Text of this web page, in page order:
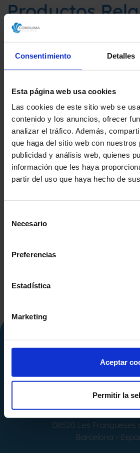
Consentimiento Detalles
Esta página web usa cookies
Las cookies de este sitio web se
contenido y los anuncios, ofrecer
analizar el tráfico. Además,
que haga del sitio web con
publicidad y análisis web, quienes
información que les haya
partir del uso que haya hecho de
Necesario
Preferencias
Estadística
Marketing
Aceptar
Permitir la
Productos
Calle Alemania,
08520
Les Franqueses
Barcelona -